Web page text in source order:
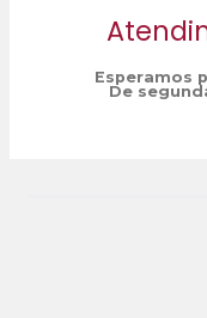
Esperamos
De